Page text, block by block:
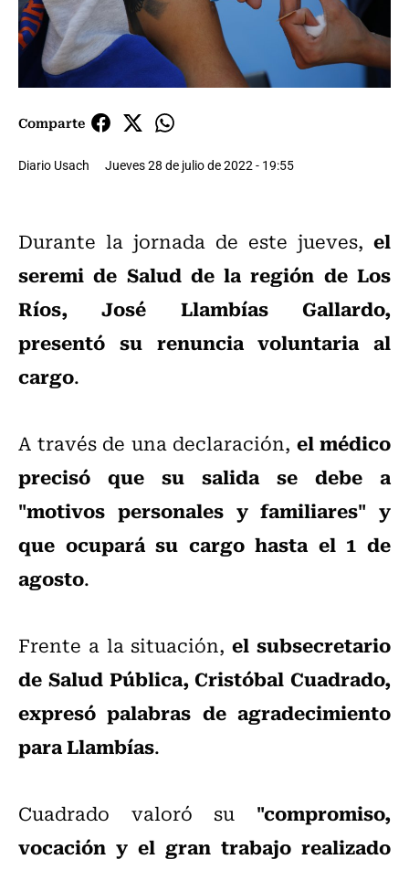
Comparte
Diario Usach Jueves 28 de julio de 2022 - 19:55
Durante la jornada de este jueves, el
seremi de Salud de la región de Los
Ríos, José Llambías Gallardo,
presentó su renuncia voluntaria al
cargo.
A través de una declaración, el médico
precisó que su salida se debe a
"motivos personales y familiares" y
que ocupará su cargo hasta el 1 de
agosto.
Frente a la situación,el subsecretario
de Salud Pública, Cristóbal Cuadrado,
expresó palabras de agradecimiento
para Llambías.
Cuadrado valoró su "compromiso,
vocación y el gran trabajo realizado